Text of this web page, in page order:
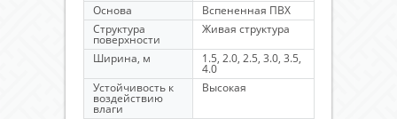
Основа
Вспененная ПВХ
Структура
поверхности
Живая структура
Ширина, м
1.5, 2.0, 2.5, 3.0, 3.5,
4.0
Устойчивость к
воздействию
влаги
Высокая